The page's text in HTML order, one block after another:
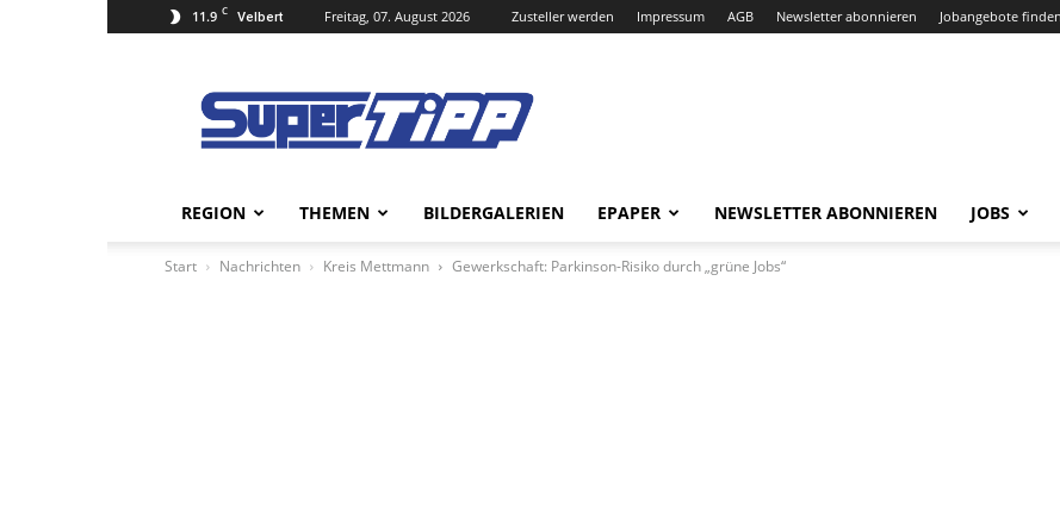
11.9 C Velbert Freitag, 07. August 2026 Zusteller werden Impressum AGB Newsletter abonnieren Jobangebote finden
Tipp
Online
REGION THEMEN BILDERGALERIEN EPAPER NEWSLETTER ABONNIEREN JOBS
Start Nachrichten Kreis Mettmann Gewerkschaft: Parkinson-Risiko durch „grüne Jobs“